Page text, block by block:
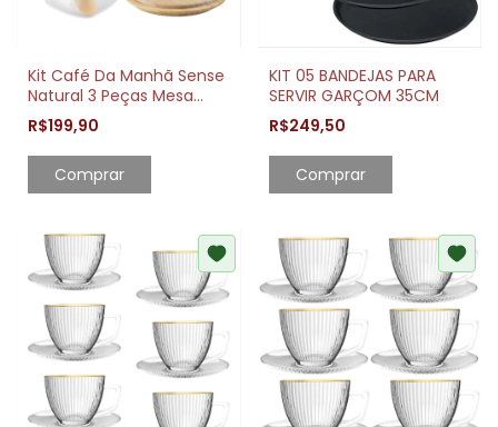
Kit Café Da Manhã Sense
Natural 3 Peças Mesa
Organizada
R$199,90
Comprar
KIT 05 BANDEJAS PARA
SERVIR GARÇOM 35CM
R$249,50